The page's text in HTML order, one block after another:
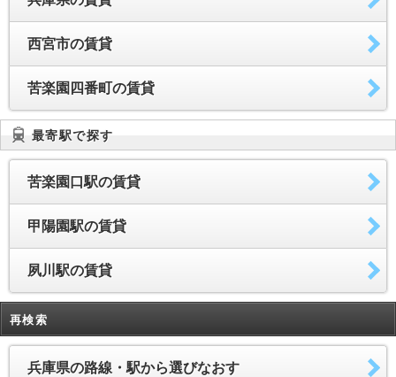
西宮市の賃貸
苦楽園四番町の賃貸
最寄駅で探す
苦楽園口駅の賃貸
甲陽園駅の賃貸
夙川駅の賃貸
再検索
兵庫県の路線・駅から選びなおす